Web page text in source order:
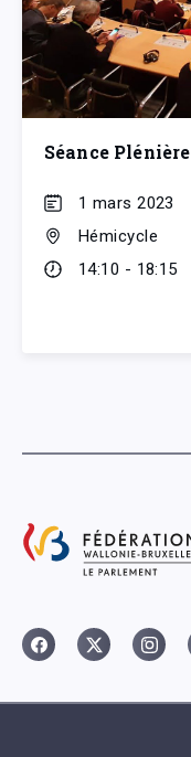
Séance Plénière
1 mars 2023
Hémicycle
14:10 - 18:15